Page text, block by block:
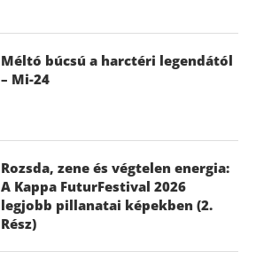
Méltó búcsú a harctéri legendától
– Mi-24
Rozsda, zene és végtelen energia:
A Kappa FuturFestival 2026
legjobb pillanatai képekben (2.
Rész)